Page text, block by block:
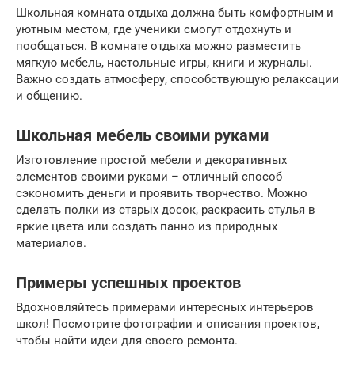
Школьная комната отдыха должна быть комфортным и
уютным местом, где ученики смогут отдохнуть и
пообщаться. В комнате отдыха можно разместить
мягкую мебель, настольные игры, книги и журналы.
Важно создать атмосферу, способствующую релаксации
и общению.
Школьная мебель своими руками
Изготовление простой мебели и декоративных
элементов своими руками – отличный способ
сэкономить деньги и проявить творчество. Можно
сделать полки из старых досок, раскрасить стулья в
яркие цвета или создать панно из природных
материалов.
Примеры успешных проектов
Вдохновляйтесь примерами интересных интерьеров
школ! Посмотрите фотографии и описания проектов,
чтобы найти идеи для своего ремонта.